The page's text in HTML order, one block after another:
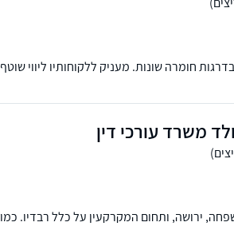
חומרה שונות. מעניק ללקוחותיו ליווי שוטף
משרד עורכי דין
ירושה, ותחום המקרקעין על כלל רבדיו. כמו